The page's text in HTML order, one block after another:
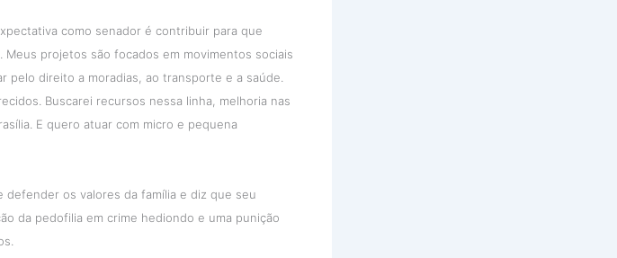
como senador é contribuir para que
projetos são focados em movimentos sociais
pelo direito a moradias, ao transporte e a saúde.
Buscarei recursos nessa linha, melhoria nas
E quero atuar com micro e pequena
defender os valores da família e diz que seu
da pedofilia em crime hediondo e uma punição